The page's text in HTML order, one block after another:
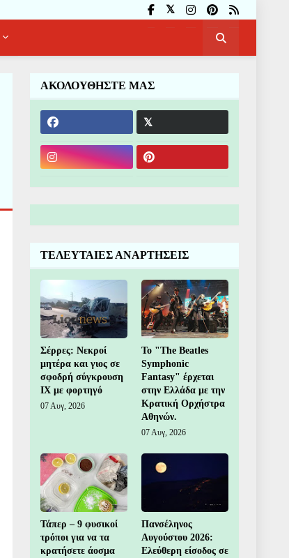
ΑΚΟΛΟΥΘΗΣΤΕ ΜΑΣ
ΤΕΛΕΥΤΑΙΕΣ ΑΝΑΡΤΗΣΕΙΣ
Σέρρες: Νεκροί
μητέρα και γιος σε
σφοδρή σύγκρουση
ΙΧ με φορτηγό
07 Αυγ, 2026
Το "The Beatles
Symphonic
Fantasy" έρχεται
στην Ελλάδα με την
Κρατική Ορχήστρα
Αθηνών.
07 Αυγ, 2026
Τάπερ – 9 φυσικοί
τρόποι για να τα
κρατήσετε άοσμα
Πανσέληνος
Αυγούστου 2026:
Ελεύθερη είσοδος σε